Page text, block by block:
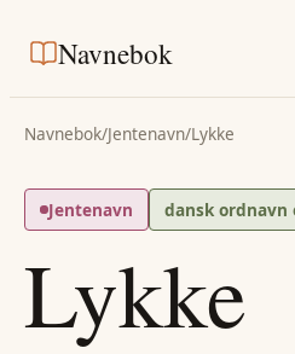
Navnebok
Navnebok/Jentenavn/Lykke
Jentenavn dansk ordnavn
Lykke